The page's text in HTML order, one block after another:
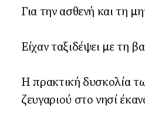
Για την ασθενή και τη
Είχαν ταξιδέψει με τη
Η πρακτική δυσκολία
ζευγαριού στο νησί